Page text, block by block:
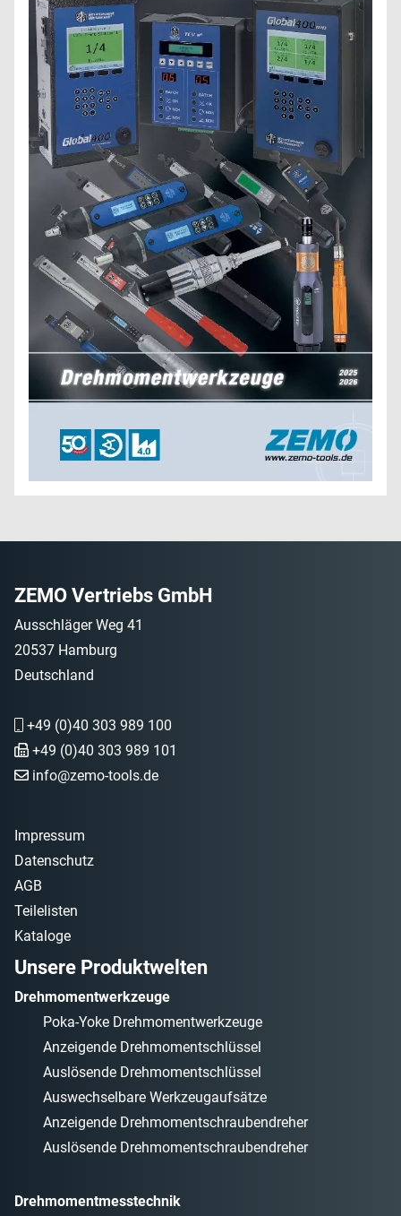
ZEMO Vertriebs GmbH
Unsere Produktwelten
Ausschläger Weg 41
20537 Hamburg
Deutschland
+49 (0)40 303 989 100
+49 (0)40 303 989 101
info@zemo-tools.de
Impressum
Datenschutz
AGB
Teilelisten
Kataloge
Drehmomentwerkzeuge
Poka-Yoke Drehmomentwerkzeuge
Anzeigende Drehmomentschlüssel
Auslösende Drehmomentschlüssel
Auswechselbare Werkzeugaufsätze
Anzeigende Drehmomentschraubendreher
Auslösende Drehmomentschraubendreher
Drehmomentmesstechnik